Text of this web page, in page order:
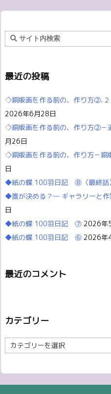
最近の投稿
◇銅版画を作る前の、作り方②₋
2026年6月28日
◇銅版画を作る前の、作り方②－
月26日
◇銅版画を作る前の、作り方－銅
日
◆紙の蝶 100羽日記 ⓼〈最終話
◆誰が決める？― ギャラリーと
日
◆紙の蝶 100羽日記 ⓻ 2026年
◆紙の蝶 100羽日記 ⓺ 2026年
最近のコメント
カテゴリー
カ
テ
リ